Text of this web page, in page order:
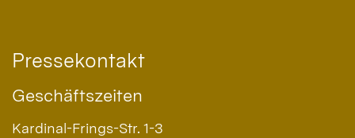
Pressekontakt
Geschäftszeiten
Kardinal-Frings-Str. 1-3